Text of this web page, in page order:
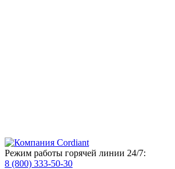
Режим работы горячей линии 24/7:
8 (800) 333-50-30